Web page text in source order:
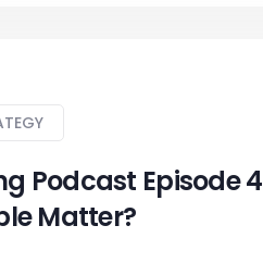
Podcast Episode
Matter?